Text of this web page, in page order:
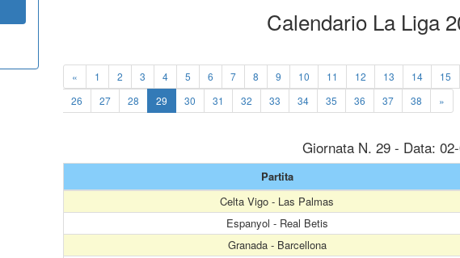
Calendario La Liga
« 1 2 3 4 5 6 7 8 9 10 11 12 13 14 15
26
27 28 29 30 31 32 33 34 35 36 37 38 »
Giornata N. 29 - Data:
Partita
Celta Vigo - Las Palmas
Espanyol - Real Betis
Granada - Barcellona